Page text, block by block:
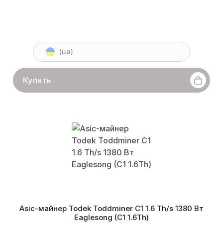
(ua)
Купить
Asic-майнер Todek Toddminer C1 1.6 Th/s 1380 Вт
Eaglesong (C1 1.6Th)